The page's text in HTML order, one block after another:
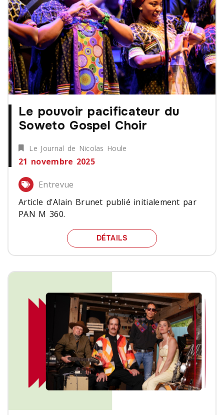
Le pouvoir pacificateur du
Soweto Gospel Choir
Le Journal de Nicolas Houle
21 novembre 2025
Entrevue
Article d'Alain Brunet publié initialement par
PAN M 360.
DÉTAILS LE POUVOIR